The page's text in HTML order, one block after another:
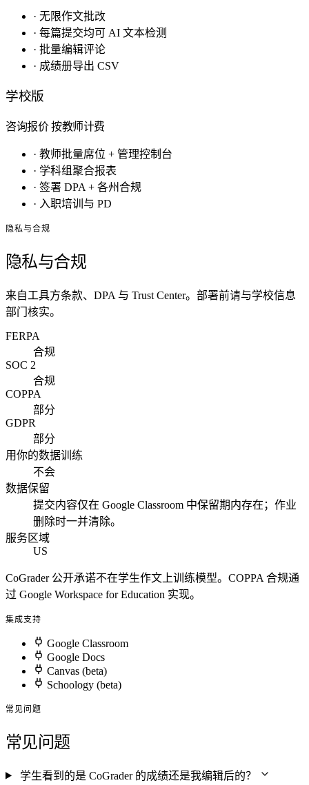
· 无限作文批改
· 每篇提交均可 AI 文本检测
· 批量编辑评论
· 成绩册导出 CSV
学校版
咨询报价按教师计费
· 教师批量席位 + 管理控制台
· 学科组聚合报表
· 签署 DPA + 各州合规
· 入职培训与 PD
隐私与合规
隐私与合规
来自工具方条款、DPA 与 Trust Center。部署前请与学校信息
部门核实。
FERPA
合规
SOC 2
合规
COPPA
部分
GDPR
部分
用你的数据训练
不会
数据保留
提交内容仅在 Google Classroom 中保留期内存在；作业
删除时一并清除。
服务区域
US
CoGrader 公开承诺不在学生作文上训练模型。COPPA 合规通
过 Google Workspace for Education 实现。
集成支持
Google Classroom
Google Docs
Canvas (beta)
Schoology (beta)
常见问题
常见问题
学生看到的是 CoGrader 的成绩还是我编辑后的？